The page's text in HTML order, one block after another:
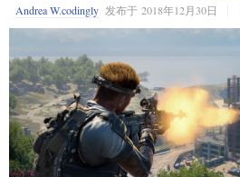
Andrea W.codingly 发布于 2018年12月30日